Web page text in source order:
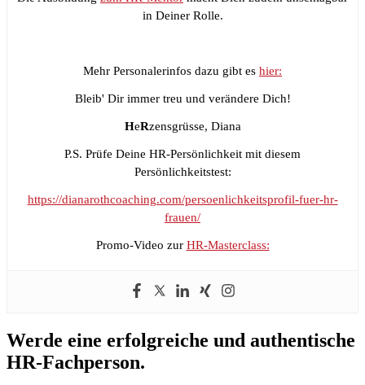
in Deiner Rolle.
Mehr Personalerinfos dazu gibt es hier:
Bleib' Dir immer treu und verändere Dich!
HeRzensgrüsse, Diana
P.S. Prüfe Deine HR-Persönlichkeit mit diesem
Persönlichkeitstest:
https://dianarothcoaching.com/persoenlichkeitsprofil-fuer-hr-
frauen/
Promo-Video zur HR-Masterclass:
Werde eine erfolgreiche und authentische
HR-Fachperson.